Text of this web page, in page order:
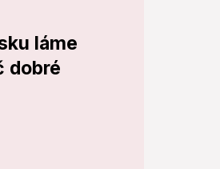
láme
dobré